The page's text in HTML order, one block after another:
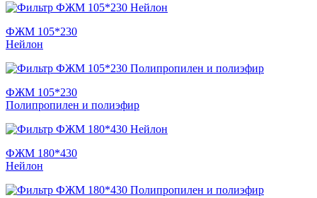
ФЖМ 105*230
Нейлон
ФЖМ 105*230
Полипропилен и полиэфир
ФЖМ 180*430
Нейлон